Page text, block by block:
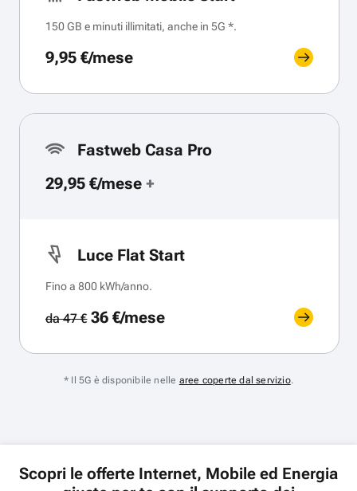
150 GB e minuti illimitati, anche in 5G *.
9,95 €/mese
Fastweb Casa Pro
29,95 €/mese +
Luce Flat Start
Fino a 800 kWh/anno.
da 47 €36 €/mese
* Il 5G è disponibile nelle aree coperte dal servizio.
Scopri le offerte Internet, Mobile ed Energia